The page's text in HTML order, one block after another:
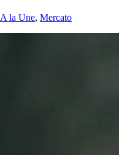
A la Une, Mercato